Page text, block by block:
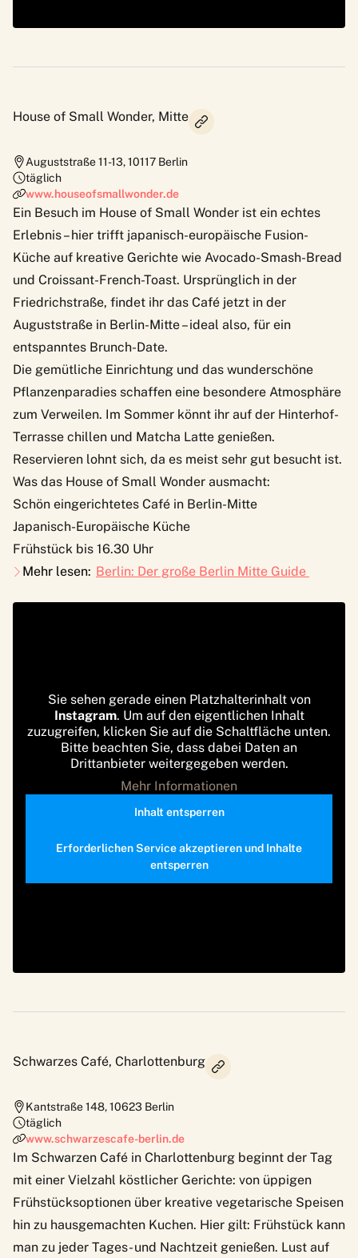
House of Small Wonder, Mitte
Auguststraße 11-13,10117 Berlin
täglich
www.houseofsmallwonder.de
Ein Besuch im House of Small Wonder ist ein echtes
Erlebnis – hier trifft japanisch-europäische Fusion-
Küche auf kreative Gerichte wie Avocado-Smash-Bread
und Croissant-French-Toast. Ursprünglich in der
Friedrichstraße, findet ihr das Café jetzt in der
Auguststraße in Berlin-Mitte – ideal also, für ein
entspanntes Brunch-Date.
Die gemütliche Einrichtung und das wunderschöne
Pflanzenparadies schaffen eine besondere Atmosphäre
zum Verweilen. Im Sommer könnt ihr auf der Hinterhof-
Terrasse chillen und Matcha Latte genießen.
Reservieren lohnt sich, da es meist sehr gut besucht ist.
Was das House of Small Wonder ausmacht:
Schön eingerichtetes Café in Berlin-Mitte
Japanisch-Europäische Küche
Frühstück bis 16.30 Uhr
Mehr lesen: Berlin: Der große Berlin Mitte Guide
Sie sehen gerade einen Platzhalterinhalt von
Instagram. Um auf den eigentlichen Inhalt
zuzugreifen, klicken Sie auf die Schaltfläche unten.
Bitte beachten Sie, dass dabei Daten an
Drittanbieter weitergegeben werden.
Mehr Informationen
Inhalt entsperren
Erforderlichen Service akzeptieren und Inhalte
entsperren
Schwarzes Café, Charlottenburg
Kantstraße 148,10623 Berlin
täglich
www.schwarzescafe-berlin.de
Im Schwarzen Café in Charlottenburg beginnt der Tag
mit einer Vielzahl köstlicher Gerichte: von üppigen
Frühstücksoptionen über kreative vegetarische Speisen
hin zu hausgemachten Kuchen. Hier gilt: Frühstück kann
man zu jeder Tages- und Nachtzeit genießen. Lust auf